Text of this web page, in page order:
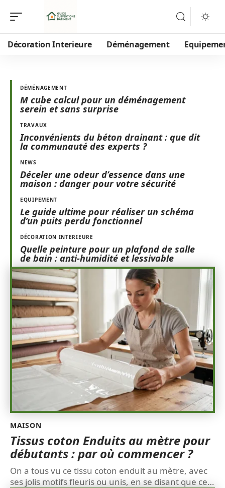
Décoration Interieure Déménagement
DÉMÉNAGEMENT
M cube calcul pour un déménagement
serein et sans surprise
TRAVAUX
Inconvénients du béton drainant : que dit
la communauté des experts ?
NEWS
Déceler une odeur d’essence dans une
maison : danger pour votre sécurité
EQUIPEMENT
Le guide ultime pour réaliser un schéma
d’un puits perdu fonctionnel
DÉCORATION INTERIEURE
Quelle peinture pour un plafond de salle
de bain : anti-humidité et lessivable
MAISON
Tissus coton Enduits au mètre pour
débutants : par où commencer ?
On a tous vu ce tissu coton enduit au mètre, avec
ses jolis motifs fleuris ou unis, en se disant que ce…